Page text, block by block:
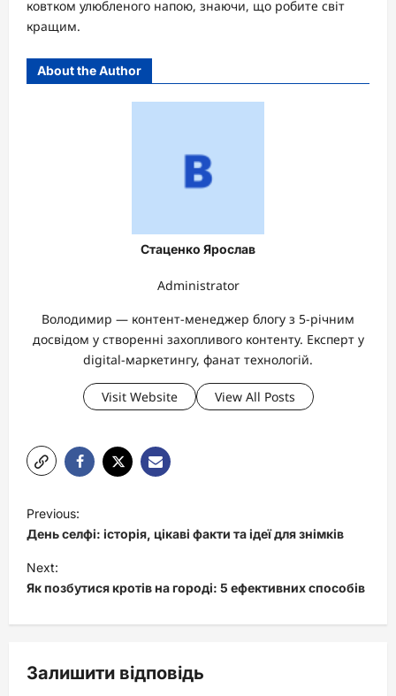
ковтком улюбленого напою, знаючи, що робите світ
кращим.
About the Author
Стаценко Ярослав
Administrator
Володимир — контент-менеджер блогу з 5-річним
досвідом у створенні захопливого контенту. Експерт у
digital-маркетингу, фанат технологій.
Visit Website View All Posts
P
o
s
t
v
Previous:
День селфі: історія, цікаві факти та ідеї для знімків
Next:
Як позбутися кротів на городі: 5 ефективних способів
Залишити відповідь